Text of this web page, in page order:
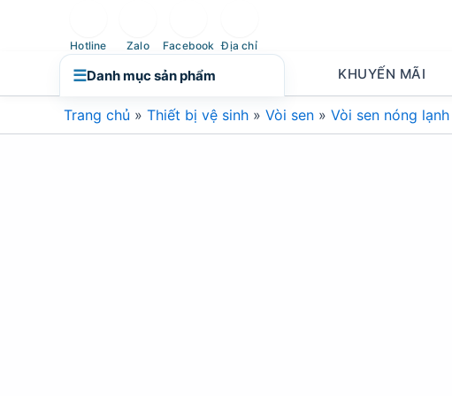
☰Danh mục sản phẩm
Hotline Zalo Facebook Địa chỉ
KHUYẾN MÃI
Trang chủ » Thiết bị vệ sinh » Vòi sen » Vòi sen nóng lạnh